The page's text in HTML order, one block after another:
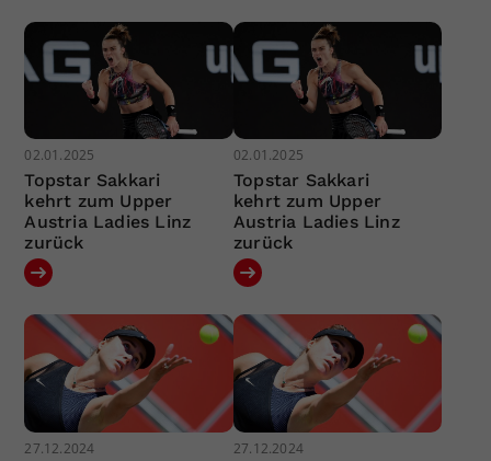
02.01.2025
Topstar Sakkari
kehrt zum Upper
Austria Ladies Linz
zurück
02.01.2025
Topstar Sakkari
kehrt zum Upper
Austria Ladies Linz
zurück
27.12.2024 27.12.2024